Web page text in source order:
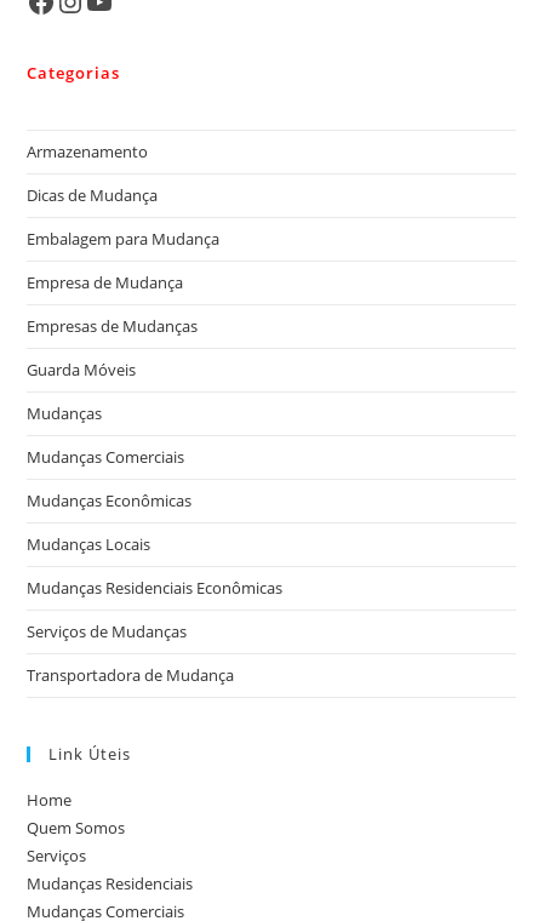
Categorias
Armazenamento
Dicas de Mudança
Embalagem para Mudança
Empresa de Mudança
Empresas de Mudanças
Guarda Móveis
Mudanças
Mudanças Comerciais
Mudanças Econômicas
Mudanças Locais
Mudanças Residenciais Econômicas
Serviços de Mudanças
Transportadora de Mudança
Link Úteis
Home
Quem Somos
Serviços
Mudanças Residenciais
Mudanças Comerciais